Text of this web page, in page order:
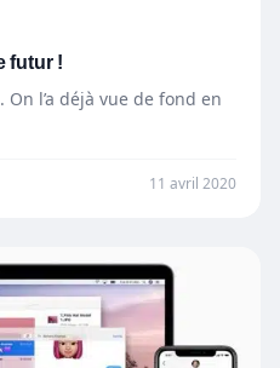
futur !
l’a déjà vue de fond en
11 avril 2020